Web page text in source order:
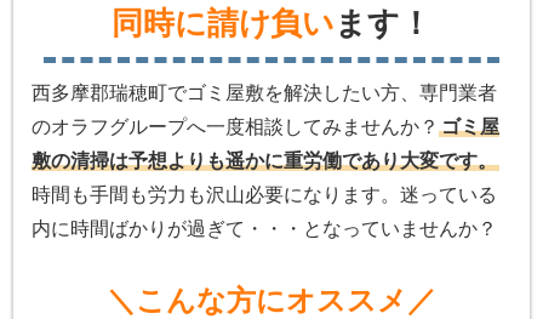
同時に請け負い ます！
西多摩郡瑞穂町でゴミ屋敷を解決したい方、専門業者
のオラフグループへ一度相談してみませんか？ ゴミ屋
敷の清掃は予想よりも遥かに重労働であり大変です。
時間も手間も労力も沢山必要になります。迷っている
内に時間ばかりが過ぎて・・・となっていませんか？
＼こんな方にオススメ／